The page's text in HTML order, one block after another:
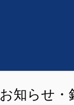
お知らせ・